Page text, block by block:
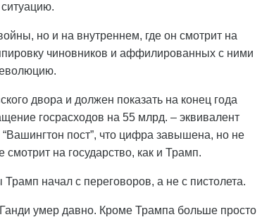
но и на внутреннем, где он смотрит на
чиновников и аффилированных с ними
двора и должен показать на конец года
госрасходов на 55 млрд. – эквивалент
пост”, что цифра завышена, но не
на государство, как и Трамп.
начал с переговоров, а не с пистолета.
умер давно. Кроме Трампа больше просто